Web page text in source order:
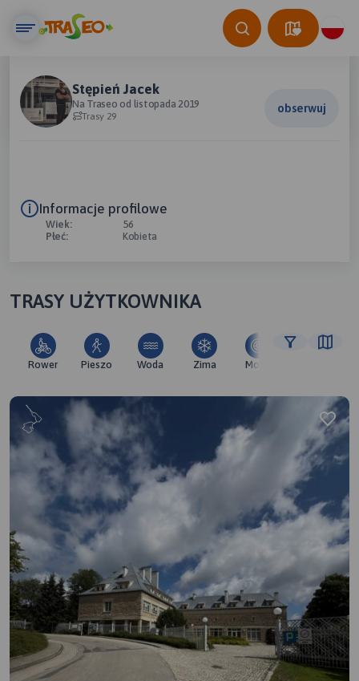
Stępień Jacek
Na Traseo od listopada 2019
Trasy 29
obserwuj
Informacje profilowe
Wiek:
56
Płeć:
Kobieta
TRASY UŻYTKOWNIKA
Rower Pieszo Woda Zima Moto